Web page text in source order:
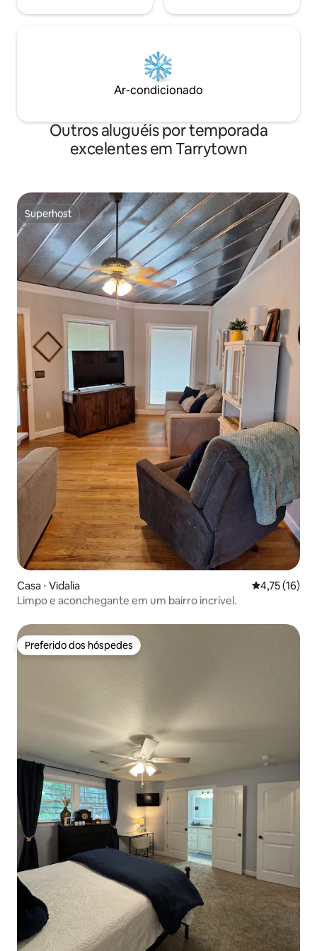
Ar-condicionado
Outros aluguéis por temporada
excelentes em Tarrytown
Superhost
Superhost
Casa ⋅ Vidalia 4,75 de uma
4,75 (16)
Limpo e aconchegante em um bairro incrível.
Preferido dos hóspedes
Preferido dos hóspedes